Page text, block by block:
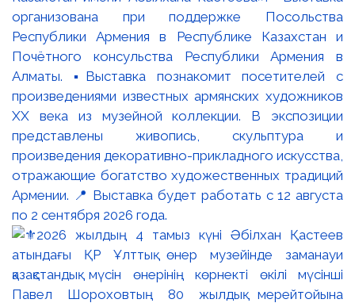
организована при поддержке Посольства
Республики Армения в Республике Казахстан и
Почётного консульства Республики Армения в
Алматы. ▪️Выставка познакомит посетителей с
произведениями известных армянских художников
XX века из музейной коллекции. В экспозиции
представлены живопись, скульптура и
произведения декоративно-прикладного искусства,
отражающие богатство художественных традиций
Армении. 📍 Выставка будет работать с 12 августа
по 2 сентября 2026 года.